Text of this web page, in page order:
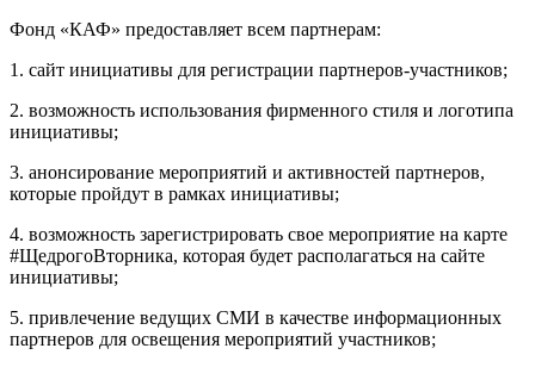
Фонд «КАФ» предоставляет всем партнерам:
1. сайт инициативы для регистрации партнеров-участников;
2. возможность использования фирменного стиля и логотипа
инициативы;
3. анонсирование мероприятий и активностей партнеров,
которые пройдут в рамках инициативы;
4. возможность зарегистрировать свое мероприятие на карте
#ЩедрогоВторника, которая будет располагаться на сайте
инициативы;
5. привлечение ведущих СМИ в качестве информационных
партнеров для освещения мероприятий участников;